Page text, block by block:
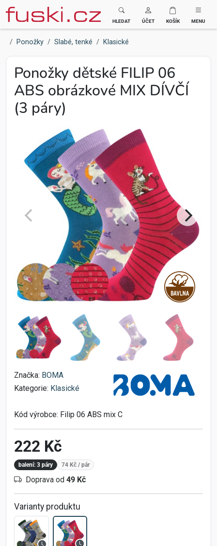
Fuski BOMA
HLEDAT ÚČET KOŠÍK MENU
Ponožky Slabé, tenké Klasické
Ponožky dětské FILIP 06
ABS obrázkové MIX DÍVČÍ
(3 páry)
Značka: BOMA
Kategorie: Klasické
Kód výrobce: Filip 06 ABS mix C
222 Kč
balení: 3 páry 74 Kč / pár
Doprava od 49 Kč
Varianty produktu